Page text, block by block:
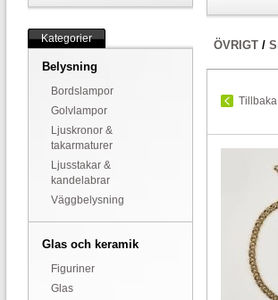
Kategorier
Belysning
Bordslampor
Golvlampor
Ljuskronor &
takarmaturer
Ljusstakar &
kandelabrar
Väggbelysning
Glas och keramik
Figuriner
Glas
ÖVRIGT /
Tillbaka